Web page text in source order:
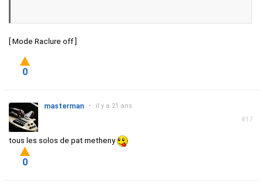
[ Mode Raclure off ]
0
#17
masterman • il y a 21 ans
tous les solos de pat metheny
0